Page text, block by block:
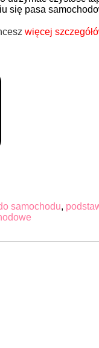
się pasa
więcej
samochodu,